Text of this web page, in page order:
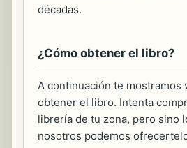
décadas.
¿Cómo obtener el libro?
A continuación te mostramos
obtener el libro. Intenta
librería de tu zona, pero sino
nosotros podemos